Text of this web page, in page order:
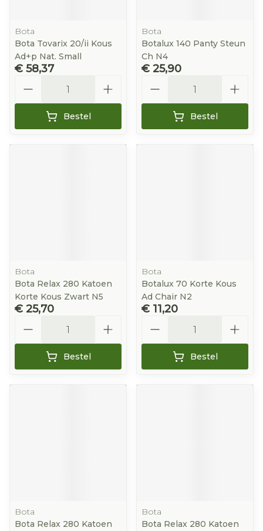
Bota
Bota Tovarix 20/ii Kous
Ad+p Nat. Small
€ 58,37
Bestel
Bota
Botalux 140 Panty Steun
Ch N4
€ 25,90
Bestel
Bota
Bota Relax 280 Katoen
Korte Kous Zwart N5
€ 25,70
Bestel
Bota
Botalux 70 Korte Kous
Ad Chair N2
€ 11,20
Bestel
Bota
Bota Relax 280 Katoen
Bota
Bota Relax 280 Katoen